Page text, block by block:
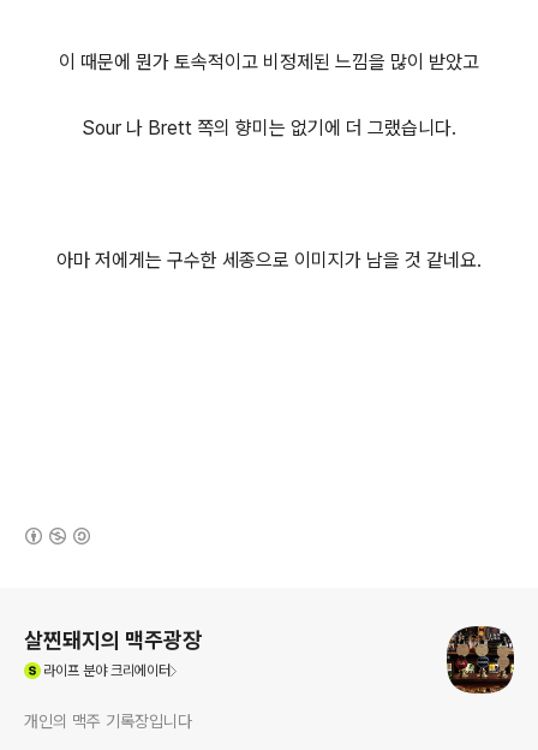
이 때문에 뭔가 토속적이고 비정제된 느낌을 많이 받았고
Sour 나 Brett 쪽의 향미는 없기에 더 그랬습니다.
아마 저에게는 구수한 세종으로 이미지가 남을 것 같네요.
살찐돼지의 맥주광장
라이프분야 크리에이터
개인의 맥주 기록장입니다